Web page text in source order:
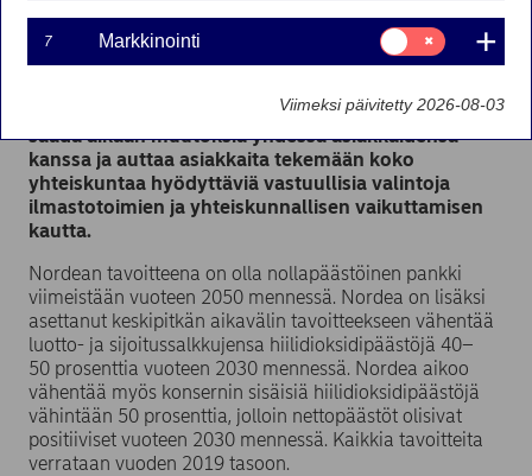
Nordea on päivittänyt suunnitelmansa
vastuullisuuden sisällyttämisestä
liiketoimintastrategiaan ja asettanut pitkän
pankki vuoteen 2050 mennessä. Nordea haluaa
saada aikaan muutoksia yhdessä asiakkaidensa
kanssa ja auttaa asiakkaita tekemään koko
yhteiskuntaa hyödyttäviä vastuullisia valintoja
ilmastotoimien ja yhteiskunnallisen vaikuttamisen
kautta.
Nordean tavoitteena on olla nollapäästöinen pankki
viimeistään vuoteen 2050 mennessä. Nordea on lisäksi
asettanut keskipitkän aikavälin tavoitteekseen vähentää
luotto- ja sijoitussalkkujensa hiilidioksidipäästöjä 40–
50 prosenttia vuoteen 2030 mennessä. Nordea aikoo
vähentää myös konsernin sisäisiä hiilidioksidipäästöjä
vähintään 50 prosenttia, jolloin nettopäästöt olisivat
positiiviset vuoteen 2030 mennessä. Kaikkia tavoitteita
verrataan vuoden 2019 tasoon.
7 Markkinointi
Suostumusvalinta:
Markkinointi
Viimeksi päivitetty 2026-08-03